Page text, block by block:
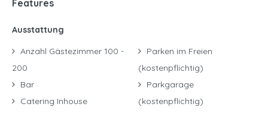
Features
Ausstattung
Anzahl Gästezimmer 100 -
200
Bar
Catering Inhouse
Parken im Freien
(kostenpflichtig)
Parkgarage
(kostenpflichtig)